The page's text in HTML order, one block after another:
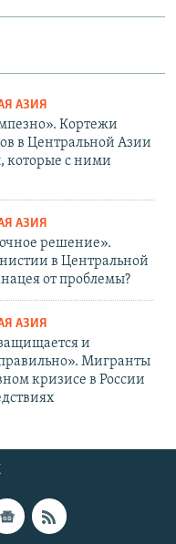
АЗИЯ
Кортежи
в Центральной Азии
которые с ними
АЗИЯ
решение».
в Центральной
от проблемы?
АЗИЯ
и
Мигранты
кризисе в России